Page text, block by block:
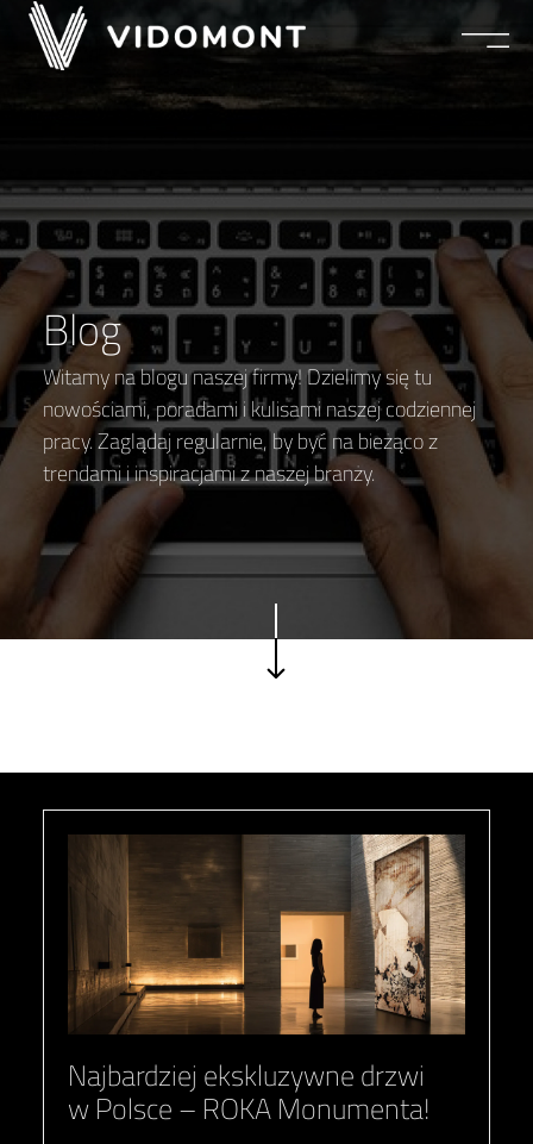
Blog
Witamy na blogu naszej firmy! Dzielimy się tu
nowościami, poradami i kulisami naszej codziennej
pracy. Zaglądaj regularnie, by być na bieżąco z
trendami i inspiracjami z naszej branży.
Najbardziej ekskluzywne drzwi
w Polsce – ROKA Monumenta!